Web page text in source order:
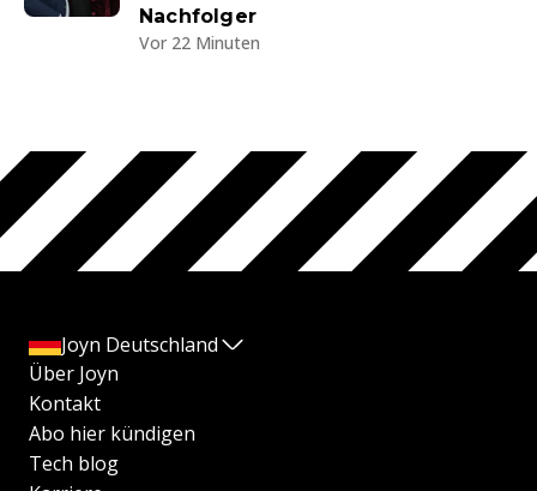
Nachfolger
Vor 22 Minuten
Joyn Deutschland
Über Joyn
Kontakt
Abo hier kündigen
Tech blog